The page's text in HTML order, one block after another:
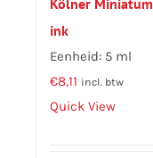
ink
Eenheid: 5 ml
€8,11 incl. btw
Quick View